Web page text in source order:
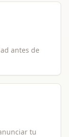
antes de
tu